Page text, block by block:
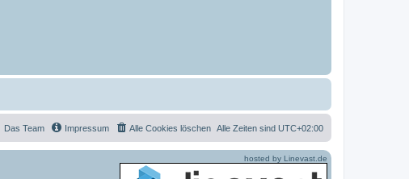
Alle Zeiten sind UTC+02:00
Alle Cookies löschen
Impressum
Das Team
hosted by Linevast.de